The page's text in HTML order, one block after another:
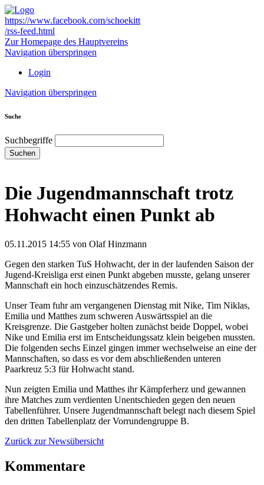
https://www.facebook.com/schoekitt
/rss-feed.html
Zur Homepage des Hauptvereins
Navigation überspringen
Login
Navigation überspringen
Suche
Suchbegriffe
Suchen
Die Jugendmannschaft trotz
Hohwacht einen Punkt ab
05.11.2015 14:55 von Olaf Hinzmann
Gegen den starken TuS Hohwacht, der in der laufenden Saison der
Jugend-Kreisliga erst einen Punkt abgeben musste, gelang unserer
Mannschaft ein hoch einzuschätzendes Remis.
Unser Team fuhr am vergangenen Dienstag mit Nike, Tim Niklas,
Emilia und Matthes zum schweren Auswärtsspiel an die
Kreisgrenze. Die Gastgeber holten zunächst beide Doppel, wobei
Nike und Emilia erst im Entscheidungssatz klein beigeben mussten.
Die folgenden sechs Einzel gingen immer wechselweise an eine der
Mannschaften, so dass es vor dem abschließenden unteren
Paarkreuz 5:3 für Hohwacht stand.
Nun zeigten Emilia und Matthes ihr Kämpferherz und gewannen
ihre Matches zum verdienten Unentschieden gegen den neuen
Tabellenführer. Unsere Jugendmannschaft belegt nach diesem Spiel
den dritten Tabellenplatz der Vorrundengruppe B.
Zurück zur Newsübersicht
Kommentare